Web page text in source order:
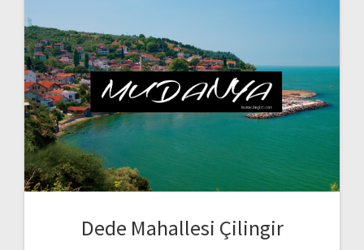
Dede Mahallesi Çilingir